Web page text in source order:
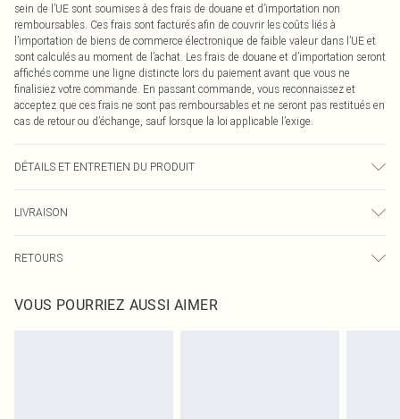
sein de l’UE sont soumises à des frais de douane et d’importation non
remboursables. Ces frais sont facturés afin de couvrir les coûts liés à
l’importation de biens de commerce électronique de faible valeur dans l’UE et
sont calculés au moment de l’achat. Les frais de douane et d’importation seront
affichés comme une ligne distincte lors du paiement avant que vous ne
finalisiez votre commande. En passant commande, vous reconnaissez et
acceptez que ces frais ne sont pas remboursables et ne seront pas restitués en
cas de retour ou d’échange, sauf lorsque la loi applicable l’exige.
DÉTAILS ET ENTRETIEN DU PRODUIT
déteindre.
LIVRAISON
Livraison express France
Jusqu'à 2-3 jours ouvrables
RETOURS
pour nous retourner un article.
VOUS POURRIEZ AUSSI AIMER